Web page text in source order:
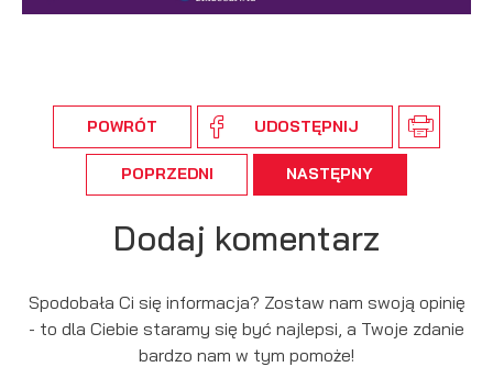
POWRÓT UDOSTĘPNIJ
POPRZEDNI NASTĘPNY
Dodaj komentarz
Spodobała Ci się informacja? Zostaw nam swoją opinię
- to dla Ciebie staramy się być najlepsi, a Twoje zdanie
bardzo nam w tym pomoże!